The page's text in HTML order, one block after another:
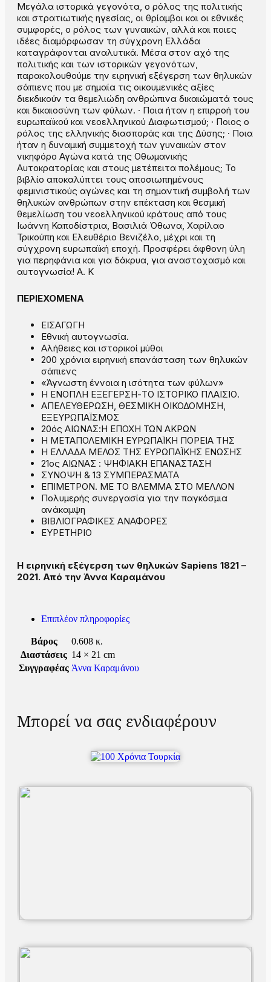
Μεγάλα ιστορικά γεγονότα, ο ρόλος της πολιτικής
και στρατιωτικής ηγεσίας, οι θρίαμβοι και οι εθνικές
συμφορές, ο ρόλος των γυναικών, αλλά και ποιες
ιδέες διαμόρφωσαν τη σύγχρονη Ελλάδα
καταγράφονται αναλυτικά. Μέσα στον αχό της
πολιτικής και των ιστορικών γεγονότων,
παρακολουθούμε την ειρηνική εξέγερση των θηλυκών
σάπιενς που με σημαία τις οικουμενικές αξίες
διεκδικούν τα θεμελιώδη ανθρώπινα δικαιώματά τους
και δικαιοσύνη των φύλων. · Ποια ήταν η επιρροή του
ευρωπαϊκού και νεοελληνικού Διαφωτισμού; · Ποιος ο
ρόλος της ελληνικής διασποράς και της Δύσης; · Ποια
ήταν η δυναμική συμμετοχή των γυναικών στον
νικηφόρο Αγώνα κατά της Οθωμανικής
Αυτοκρατορίας και στους μετέπειτα πολέμους; Το
βιβλίο αποκαλύπτει τους αποσιωπημένους
φεμινιστικούς αγώνες και τη σημαντική συμβολή των
θηλυκών ανθρώπων στην επέκταση και θεσμική
θεμελίωση του νεοελληνικού κράτους από τους
Ιωάννη Καποδίστρια, Βασιλιά Όθωνα, Χαρίλαο
Τρικούπη και Ελευθέριο Βενιζέλο, μέχρι και τη
σύγχρονη ευρωπαϊκή εποχή. Προσφέρει άφθονη ύλη
για περηφάνια και για δάκρυα, για αναστοχασμό και
αυτογνωσία! Α. Κ
ΠΕΡΙΕΧΟΜΕΝΑ
ΕΙΣΑΓΩΓΗ
Εθνική αυτογνωσία.
Αλήθειες και ιστορικοί μύθοι
200 χρόνια ειρηνική επανάσταση των θηλυκών
σάπιενς
«Άγνωστη έννοια η ισότητα των φύλων»
Η ΕΝΟΠΛΗ ΕΞΕΓΕΡΣΗ-ΤΟ ΙΣΤΟΡΙΚΟ ΠΛΑΙΣΙΟ.
ΑΠΕΛΕΥΘΕΡΩΣΗ, ΘΕΣΜΙΚΗ ΟΙΚΟΔΟΜΗΣΗ,
ΕΞΕΥΡΩΠΑΪΣΜΟΣ
20ός ΑΙΩΝΑΣ:Η ΕΠΟΧΗ ΤΩΝ ΑΚΡΩΝ
Η ΜΕΤΑΠΟΛΕΜΙΚΗ ΕΥΡΩΠΑΪΚΗ ΠΟΡΕΙΑ ΤΗΣ
Η ΕΛΛΑΔΑ ΜΕΛΟΣ ΤΗΣ ΕΥΡΩΠΑΪΚΗΣ ΕΝΩΣΗΣ
21ος ΑΙΩΝΑΣ : ΨΗΦΙΑΚΗ ΕΠΑΝΑΣΤΑΣΗ
ΣΥΝΟΨΗ & 13 ΣΥΜΠΕΡΑΣΜΑΤΑ
ΕΠΙΜΕΤΡΟΝ. ΜΕ ΤΟ ΒΛΕΜΜΑ ΣΤΟ ΜΕΛΛΟΝ
Πολυμερής συνεργασία για την παγκόσμια
ανάκαμψη
ΒΙΒΛΙΟΓΡΑΦΙΚΕΣ ΑΝΑΦΟΡΕΣ
ΕΥΡΕΤΗΡΙΟ
Η ειρηνική εξέγερση των θηλυκών Sapiens 1821 –
2021. Από την Άννα Καραμάνου
Επιπλέον πληροφορίες
Βάρος
0.608 κ.
Διαστάσεις 14 × 21 cm
Συγγραφέας Άννα Καραμάνου
Μπορεί να σας ενδιαφέρουν